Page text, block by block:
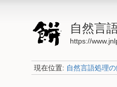
自然言
https://
現在位置: 自然言語処理